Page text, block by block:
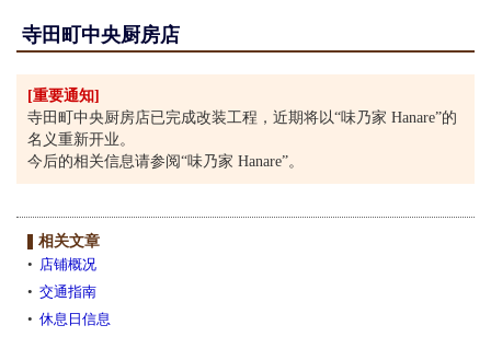
寺田町中央厨房店
[重要通知]
寺田町中央厨房店已完成改装工程，近期将以“味乃家 Hanare”的
名义重新开业。
今后的相关信息请参阅“味乃家 Hanare”。
相关文章
店铺概况
交通指南
休息日信息